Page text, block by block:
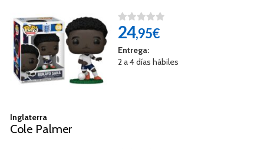
24,95€
Entrega:
2 a 4 días hábiles
Inglaterra
Cole Palmer